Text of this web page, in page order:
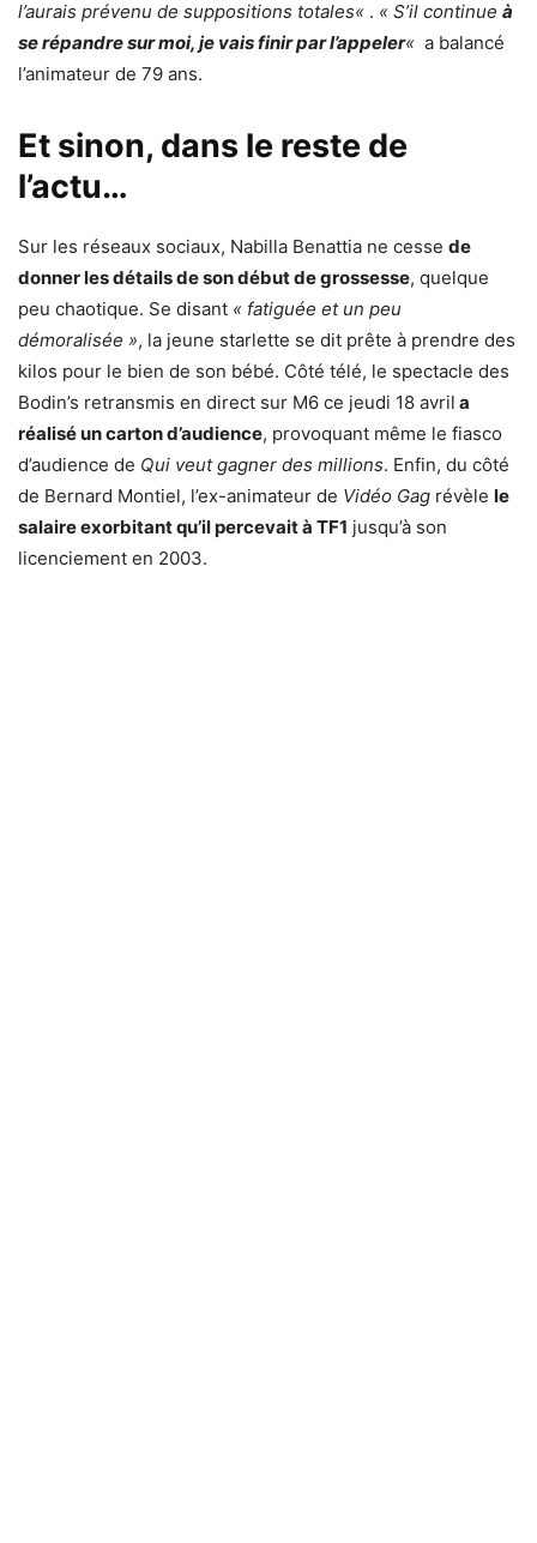
l’aurais prévenu de suppositions totales« . « S’il continue à
se répandre sur moi, je vais finir par l’appeler« a balancé
l’animateur de 79 ans.
Et sinon, dans le reste de
l’actu…
Sur les réseaux sociaux, Nabilla Benattia ne cesse de
donner les détails de son début de grossesse, quelque
peu chaotique. Se disant « fatiguée et un peu
démoralisée », la jeune starlette se dit prête à prendre des
kilos pour le bien de son bébé. Côté télé, le spectacle des
Bodin’s retransmis en direct sur M6 ce jeudi 18 avril a
réalisé un carton d’audience, provoquant même le fiasco
d’audience de Qui veut gagner des millions. Enfin, du côté
de Bernard Montiel, l’ex-animateur de Vidéo Gag révèle le
salaire exorbitant qu’il percevait à TF1 jusqu’à son
licenciement en 2003.